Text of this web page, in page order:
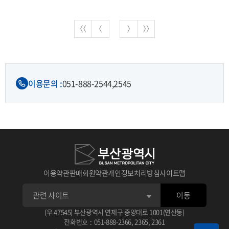
이용문의 :051-888-2544,2545
이용약관판매회원약관개인정보처리방침사이트맵
(우 47545) 부산광역시 연제구 중앙대로 1001(연산동)
전화번호 : 051-888-2366, 2365, 2361
이동